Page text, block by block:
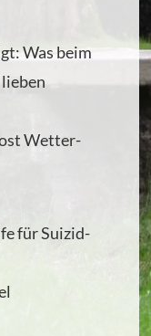
Was beim
Wetter-
für Suizid-